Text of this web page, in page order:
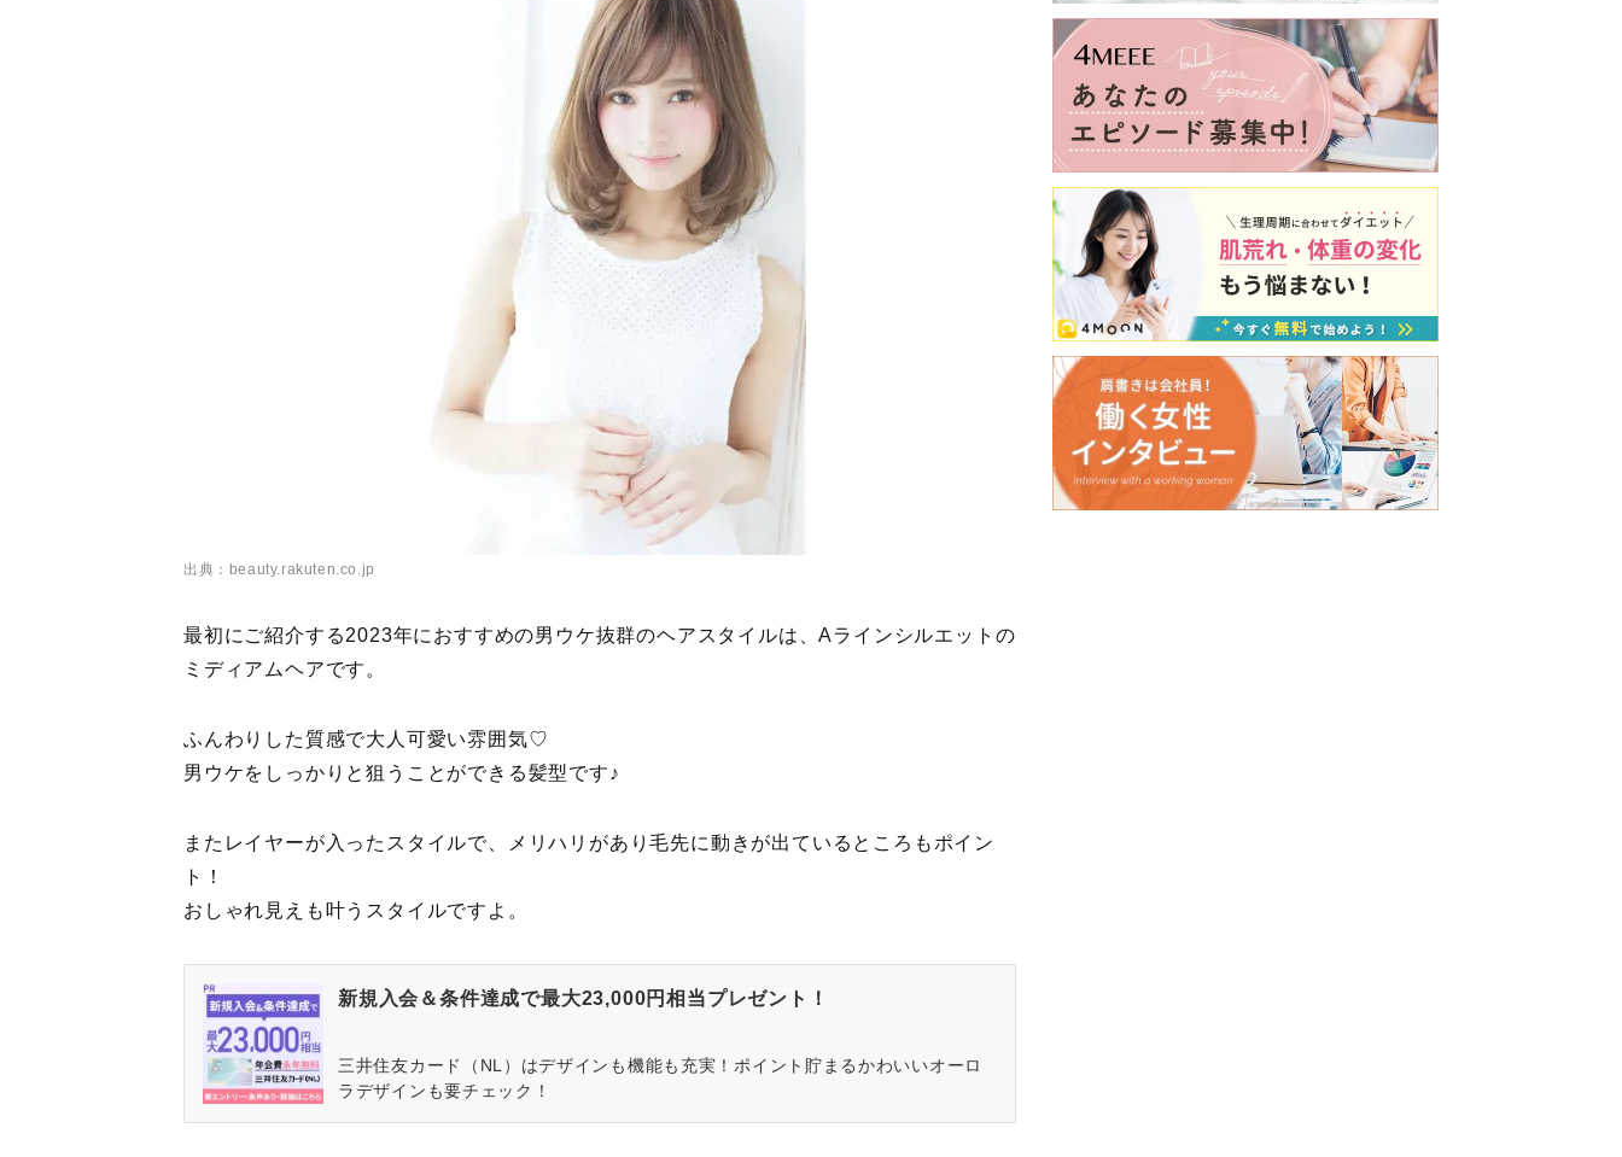
出典：beauty.rakuten.co.jp
最初にご紹介する2023年におすすめの男ウケ抜群のヘアスタイルは、Aラインシルエットの
ミディアムヘアです。
ふんわりした質感で大人可愛い雰囲気♡
男ウケをしっかりと狙うことができる髪型です♪
またレイヤーが入ったスタイルで、メリハリがあり毛先に動きが出ているところもポイン
ト！
おしゃれ見えも叶うスタイルですよ。
新規入会＆条件達成で最大23,000円相当プレゼント！
三井住友カード（NL）はデザインも機能も充実！ポイント貯まるかわいいオーロ
ラデザインも要チェック！